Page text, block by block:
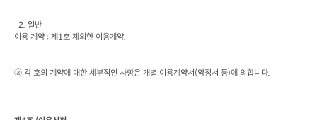
  2.
일반
이용 계약 : 제 1호 제외한 이용계약.
② 각 호의 계약에 대한 세부적인 사항은 개별 이용계약서 (약정서 등)에 의합니다.